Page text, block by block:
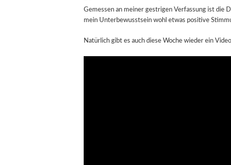
Gemessen an meiner gestrigen Verfassung ist die
mein Unterbewusstsein wohl etwas positive
Natürlich gibt es auch diese Woche wieder ein